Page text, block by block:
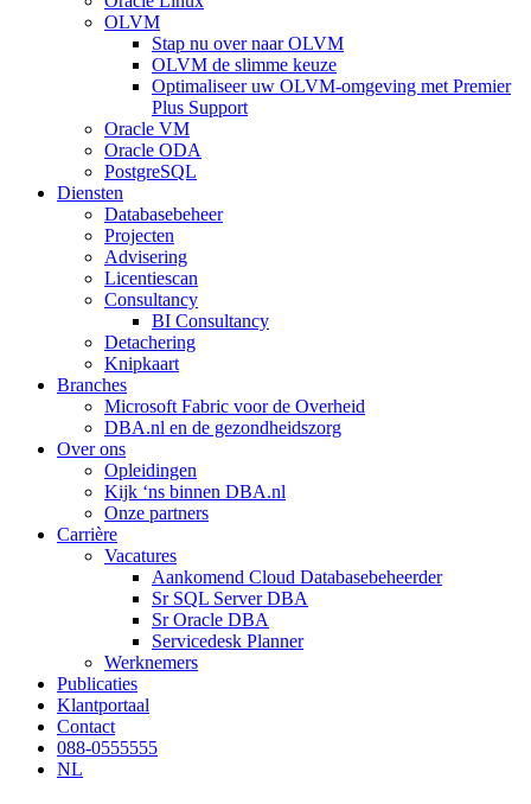
OLVM
Stap nu over naar OLVM
OLVM de slimme keuze
Optimaliseer uw OLVM-omgeving met Premier
Plus Support
Oracle VM
Oracle ODA
PostgreSQL
Diensten
Databasebeheer
Projecten
Advisering
Licentiescan
Consultancy
BI Consultancy
Detachering
Knipkaart
Branches
Microsoft Fabric voor de Overheid
DBA.nl en de gezondheidszorg
Over ons
Opleidingen
Kijk ‘ns binnen DBA.nl
Onze partners
Carrière
Vacatures
Aankomend Cloud Databasebeheerder
Sr SQL Server DBA
Sr Oracle DBA
Servicedesk Planner
Werknemers
Publicaties
Klantportaal
Contact
088-0555555
NL